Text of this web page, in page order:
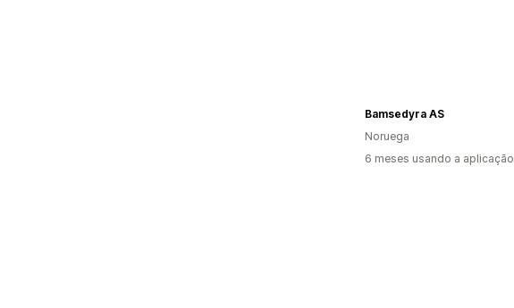
Bamsedyra AS
Noruega
6 meses usando a aplicação